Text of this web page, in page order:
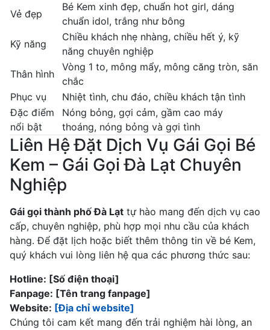
Vẻ đẹp
Bé Kem xinh đẹp, chuẩn hot girl, dáng
chuẩn idol, trắng như bông
Kỹ năng
Chiều khách nhẹ nhàng, chiều hết ý, kỹ
năng chuyên nghiệp
Thân hình
Vòng 1 to, mông mẩy, mông căng tròn, săn
chắc
Phục vụ
Nhiệt tình, chu đáo, chiều khách tận tình
Đặc điểm
nổi bật
Nóng bỏng, gợi cảm, gầm cao máy
thoáng, nóng bỏng và gợi tình
Liên Hệ Đặt Dịch Vụ Gái Gọi Bé
Kem – Gái Gọi Đà Lạt Chuyên
Nghiệp
Gái gọi thành phố Đà Lạt tự hào mang đến dịch vụ cao
cấp, chuyên nghiệp, phù hợp mọi nhu cầu của khách
hàng. Để đặt lịch hoặc biết thêm thông tin về bé Kem,
quý khách vui lòng liên hệ qua các phương thức sau:
Hotline: [Số điện thoại]
Fanpage: [Tên trang fanpage]
Website: [Địa chỉ website]
Chúng tôi cam kết mang đến trải nghiệm hài lòng, an